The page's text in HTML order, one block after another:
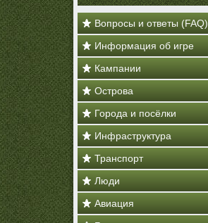
Вопросы и ответы (FAQ)
Информация об игре
Кампании
Острова
Города и посёлки
Инфраструктура
Транспорт
Люди
Авиация